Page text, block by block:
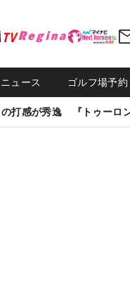
ュース ゴルフ場予約
打感が秀逸 『トゥーロン